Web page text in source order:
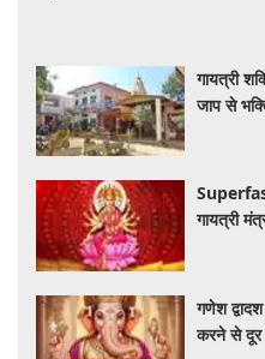
गायत्री
जाप से
गायत्री
गणेश
करने से दूर